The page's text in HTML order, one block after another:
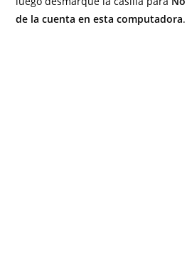
de la cuenta en esta computadora.